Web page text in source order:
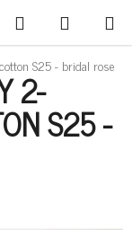
HĽADAŤ
KOŠÍK
S25 - bridal rose
2-
S25 -